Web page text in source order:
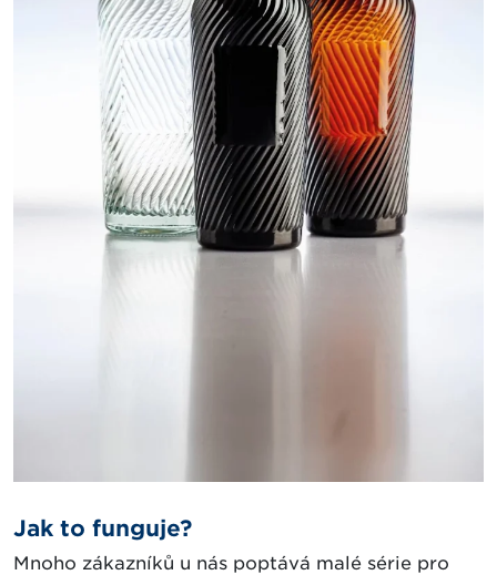
Jak to funguje?
Mnoho zákazníků u nás poptává malé série pro